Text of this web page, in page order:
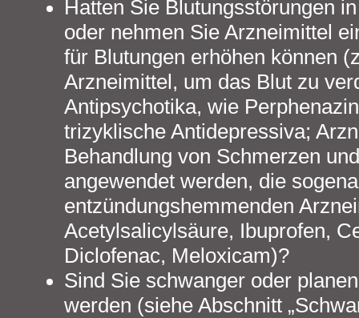
Hatten Sie Blutungsstörungen
oder nehmen Sie Arzneimittel
für Blutungen erhöhen können
Arzneimittel, um das Blut zu
Antipsychotika, wie
trizyklische Antidepressiva;
Behandlung von Schmerzen
angewendet werden, die
entzündungshemmenden
Acetylsalicylsäure, Ibuprofen,
Diclofenac, Meloxicam)?
Sind Sie schwanger oder
werden (siehe Abschnitt